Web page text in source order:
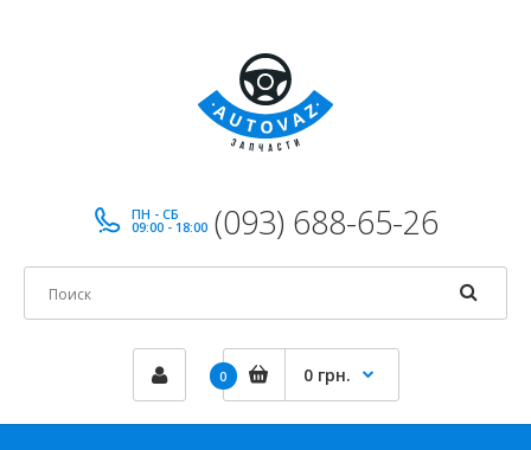
ПН - СБ
09:00 - 18:00 (093) 688-65-26
0 0 грн.